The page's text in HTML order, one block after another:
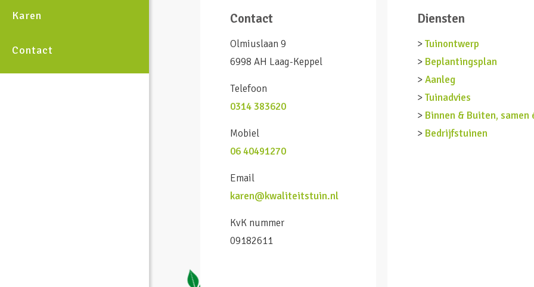
Karen
Contact
Contact
Olmiuslaan 9
6998 AH Laag-Keppel
Telefoon
0314 383620
Mobiel
06 40491270
Email
karen@kwaliteitstuin.nl
KvK nummer
09182611
Diensten
>Tuinontwerp
> Beplantingsplan
>Aanleg
>Tuinadvies
> Binnen & Buiten, samen
> Bedrijfstuinen